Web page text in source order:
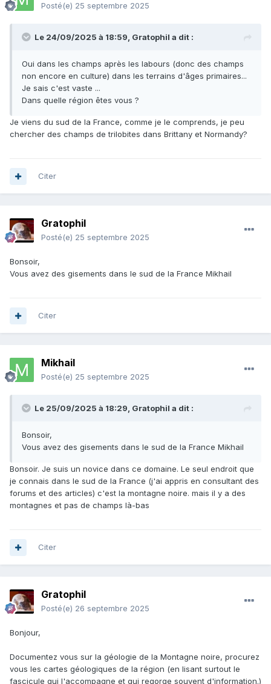
Posté(e) 25 septembre 2025
Le 24/09/2025 à 18:59, Gratophil a dit :
Oui dans les champs après les labours (donc des champs
non encore en culture) dans les terrains d'âges primaires...
Je sais c'est vaste ...
Dans quelle région êtes vous ?
Je viens du sud de la France, comme je le comprends, je peu
chercher des champs de trilobites dans Brittany et Normandy?
Citer
Gratophil
Posté(e) 25 septembre 2025
Bonsoir,
Vous avez des gisements dans le sud de la France Mikhail
Citer
Mikhail
Posté(e) 25 septembre 2025
Le 25/09/2025 à 18:29, Gratophil a dit :
Bonsoir,
Vous avez des gisements dans le sud de la France Mikhail
Bonsoir. Je suis un novice dans ce domaine. Le seul endroit que
je connais dans le sud de la France (j'ai appris en consultant des
forums et des articles) с'est la montagne noire. mais il y a des
montagnes et pas de champs là-bas
Citer
Gratophil
Posté(e) 26 septembre 2025
Bonjour,
Documentez vous sur la géologie de la Montagne noire, procurez
vous les cartes géologiques de la région (en lisant surtout le
fascicule qui l'accompagne et qui regorge souvent d'information.)